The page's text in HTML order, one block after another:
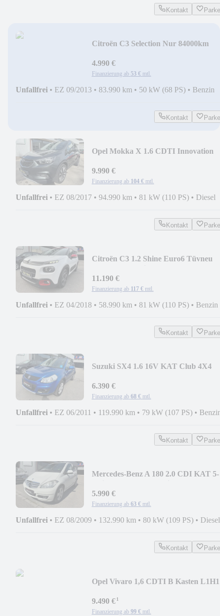
Kontakt
Citroën C3 Selection Nur 84000km
4.990 €
Finanzierung ab 53 € mtl.
Unfallfrei • EZ 09/2013 • 83.990 km • 50 kW (68 PS) • Benzin
Kontakt
Opel Mokka X 1.6 CDTI Innovation
9.990 €
Finanzierung ab 104 € mtl.
Unfallfrei • EZ 08/2017 • 94.990 km • 81 kW (110 PS) • Diesel
Kontakt
Citroën C3 1.2 Shine Euro6 Tüvneu
11.190 €
Finanzierung ab 117 € mtl.
Unfallfrei • EZ 04/2018 • 58.990 km • 81 kW (110 PS) • Benzin
Kontakt
Suzuki SX4 1.6 16V KAT Club 4X4
6.390 €
Finanzierung ab 68 € mtl.
Unfallfrei • EZ 06/2011 • 119.990 km • 79 kW (107 PS) •
Kontakt
Mercedes-Benz A 180 2.0 CDI KAT 5-
5.990 €
Finanzierung ab 63 € mtl.
Unfallfrei • EZ 08/2009 • 132.990 km • 80 kW (109 PS) • Diesel
Kontakt
Opel Vivaro 1,6 CDTI B Kasten L1H1
9.490 €¹
Finanzierung ab 99 € mtl.